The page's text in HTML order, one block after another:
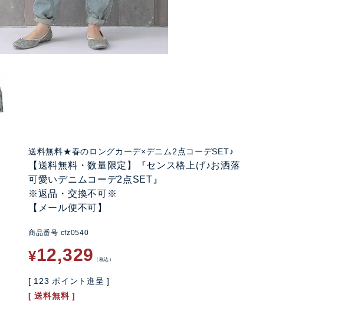
送料無料★春のロングカーデ×デニム2点コーデSET♪
【送料無料・数量限定】『センス格上げ♪お洒落
可愛いデニムコーデ2点SET』
※返品・交換不可※
【メール便不可】
商品番号 cfz0540
¥12,329 税込
[ 123 ポイント進呈 ]
送料無料